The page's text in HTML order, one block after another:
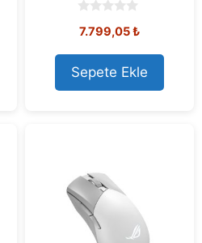
o
t
o
f
5
Orijinal
8.308,73 ₺.
7.799,05₺Mevcut
Sepete Ekle